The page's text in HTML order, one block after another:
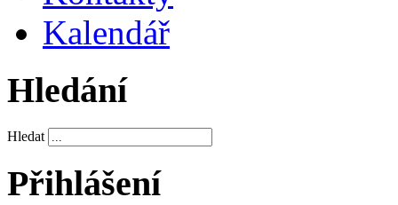
Kalendář
Hledání
Hledat
Přihlášení